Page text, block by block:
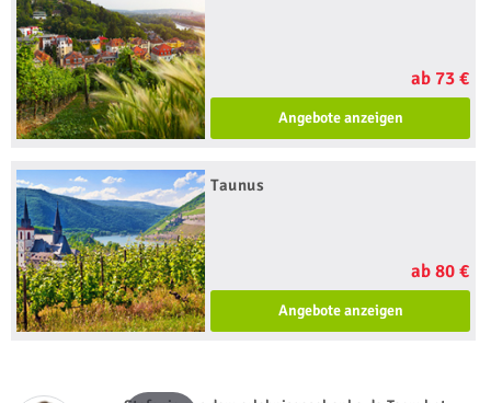
ab 73 €
Angebote anzeigen
Taunus
ab 80 €
Angebote anzeigen